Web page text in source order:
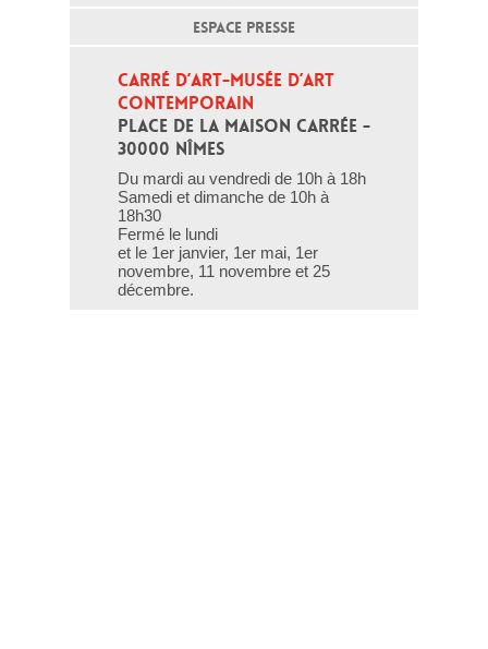
ESPACE PRESSE
CARRÉ D’ART-MUSÉE D’ART
CONTEMPORAIN
PLACE DE LA MAISON CARRÉE -
30000 NÎMES
Du mardi au vendredi de 10h à 18h
Samedi et dimanche de 10h à
18h30
Fermé le lundi
et le 1er janvier, 1er mai, 1er
novembre, 11 novembre et 25
décembre.